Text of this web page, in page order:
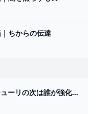
ちからの伝達
【ティアキン】賢者の意志でチューリの次は誰が強化おすすめ？ ゼルダの伝説ティアキンまとめっち ゼルダの伝説ティアーズ オブ ザ キングダム